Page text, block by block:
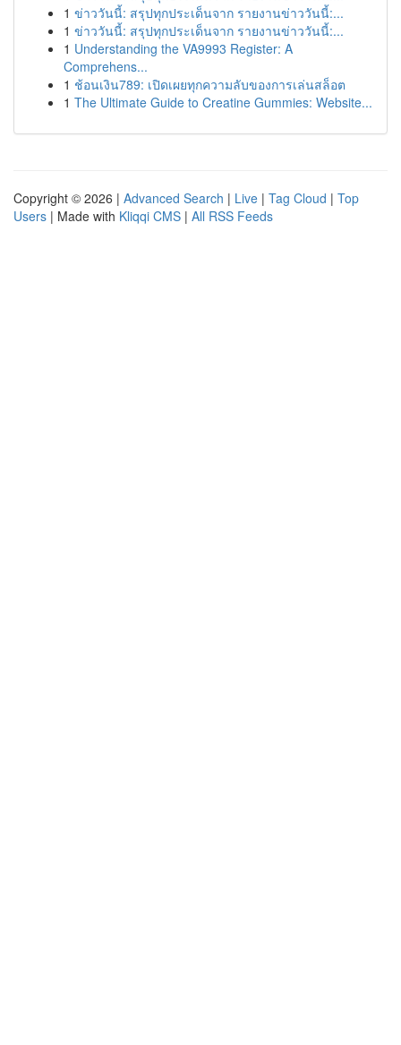
1 ข่าววันนี้: สรุปทุกประเด็นจาก รายงานข่าววันนี้:...
1 ข่าววันนี้: สรุปทุกประเด็นจาก รายงานข่าววันนี้:...
1 Understanding the VA9993 Register: A
Comprehens...
1 ช้อนเงิน789: เปิดเผยทุกความลับของการเล่นสล็อต
1 The Ultimate Guide to Creatine Gummies: Website...
Copyright © 2026 | Advanced Search | Live | Tag Cloud | Top
Users | Made with Kliqqi CMS | All RSS Feeds